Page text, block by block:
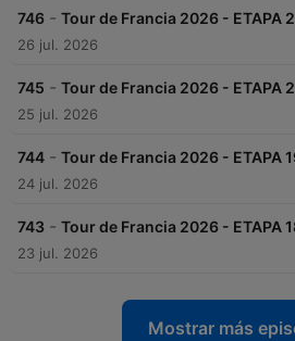
746 - Tour de Francia 2026 - ETAPA
26 jul. 2026
745 - Tour de Francia 2026 - ETAPA
25 jul. 2026
744 - Tour de Francia 2026 - ETAPA
24 jul. 2026
743 - Tour de Francia 2026 - ETAPA
23 jul. 2026
Mostrar más